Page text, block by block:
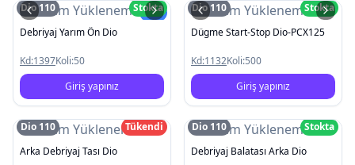
Resim YüklenemediYeni
Dio 110
Stokta
Debriyaj Yarım Ön Dio
Kd:1397Koli:50
Giriş yapınız
Resim Yüklenemedi
Dio 110
Stokta
Dügme Start-Stop Dio-PCX125
Kd:1132Koli:500
Giriş yapınız
Resim Yüklenemedi
Dio 110
Tükendi
Arka Debriyaj Tası Dio
Resim Yüklenemedi
Dio 110
Stokta
Debriyaj Balatası Arka Dio